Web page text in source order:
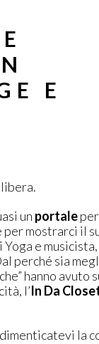
E
un portaleper
mostrarci il
e
perché sia
hanno avuto
l’In Da
dimenticatevi la